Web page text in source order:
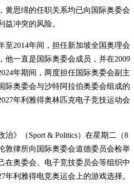
黄思绵的任职关系均已向国际奥委会
益冲突的风险。
至2014年间，担任新加坡全国奥理会
他一直是国际奥委会成员，并在2009
年期间，两度担任国际奥委会副主
际奥委会与沙特阿拉伯奥委会组成的
年利雅得奥林匹克电子竞技运动会
治》（Sport & Politics）在星期二（8
敦律所向国际奥委会道德委员会检举
在奥委会、电子竞技委员会等组织中
年利雅得电竞奥运会上的游戏选择。